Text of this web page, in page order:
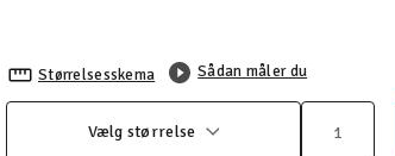
Størrelsesskema Sådan måler du
Vælg størrelse